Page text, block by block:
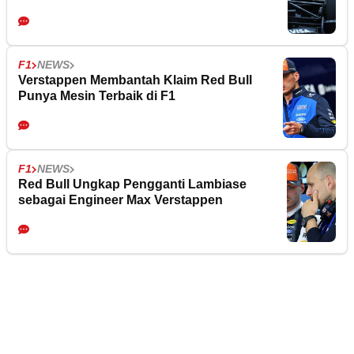
F1 NEWS
Verstappen Membantah Klaim Red Bull
Punya Mesin Terbaik di F1
F1 NEWS
Red Bull Ungkap Pengganti Lambiase
sebagai Engineer Max Verstappen